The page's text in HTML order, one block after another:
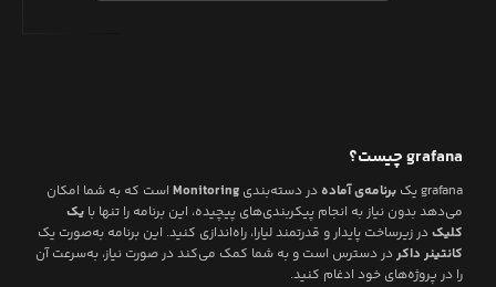
grafanaچیست؟
grafanaیک برنامه‌ی آمادهدر دسته‌بندی Monitoring است که به شما امکان
می‌دهد بدون نیاز به انجام پیکربندی‌های پیچیده، این برنامه را تنها با یک
کلیکدر زیرساخت پایدار و قدرتمند لیارا، راه‌اندازی کنید. این برنامه به‌صورت یک
کانتینر داکردر دسترس است و به شما کمک می‌کند در صورت نیاز، به‌سرعت آن
را در پروژه‌های خود ادغام کنید.